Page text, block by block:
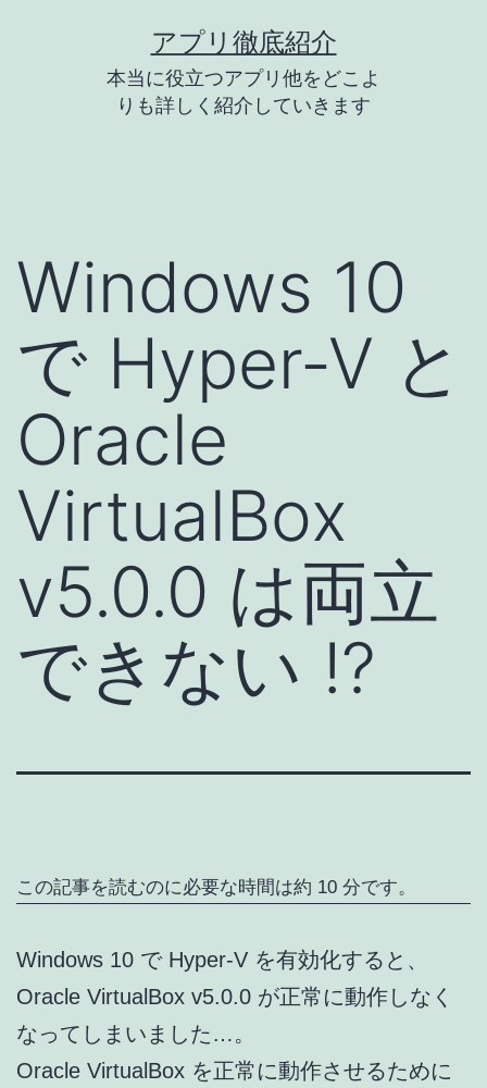
キ
プ
アプリ徹底紹介
本当に役立つアプリ他をどこよ
りも詳しく紹介していきます
Windows 10
で Hyper-V と
Oracle
VirtualBox
v5.0.0 は両立
できない !?
この記事を読むのに必要な時間は約 10 分です。
Windows 10 で Hyper-V を有効化すると、
Oracle VirtualBox v5.0.0 が正常に動作しなく
なってしまいました…。
Oracle VirtualBox を正常に動作させるために